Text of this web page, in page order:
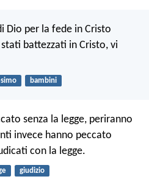
Dio per la fede in Cristo
battezzati in Cristo, vi
bambini
senza la legge, periranno
invece hanno peccato
con la legge.
giudizio